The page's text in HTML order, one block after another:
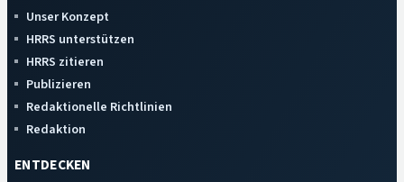
Unser Konzept
HRRS unterstützen
HRRS zitieren
Publizieren
Redaktionelle Richtlinien
Redaktion
ENTDECKEN